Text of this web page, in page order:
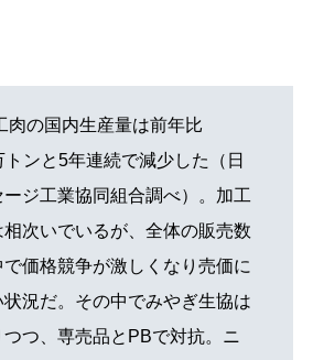
の国内生産量は前年比
ンと5年連続で減少した（日
ジ工業協同組合調べ）。加工
次いでいるが、全体の販売数
価格競争が激しくなり売価に
況だ。その中でみやぎ生協は
つ、専売品とPBで対抗。ニ